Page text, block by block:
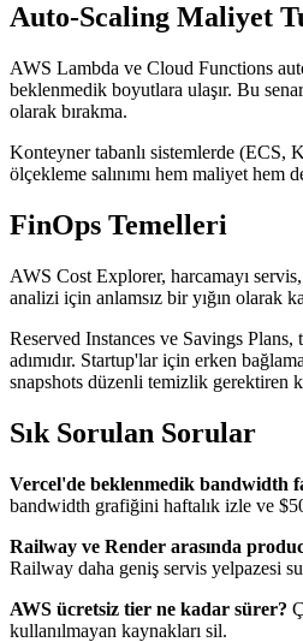
Auto-Scaling Maliyet
AWS Lambda ve Cloud Functions
beklenmedik boyutlara ulaşır. Bu
olarak bırakma.
Konteyner tabanlı sistemlerde (ECS,
ölçekleme salınımı hem maliyet
FinOps Temelleri
AWS Cost Explorer, harcamayı
analizi için anlamsız bir yığın olarak
Reserved Instances ve Savings Plans,
adımıdır. Startup'lar için erken
snapshots düzenli temizlik gerektiren
Sık Sorulan Sorular
Vercel'de beklenmedik bandwidth
bandwidth grafiğini haftalık izle ve
Railway ve Render arasında
Railway daha geniş servis yelpazesi
AWS ücretsiz tier ne kadar sürer?
kullanılmayan kaynakları sil.